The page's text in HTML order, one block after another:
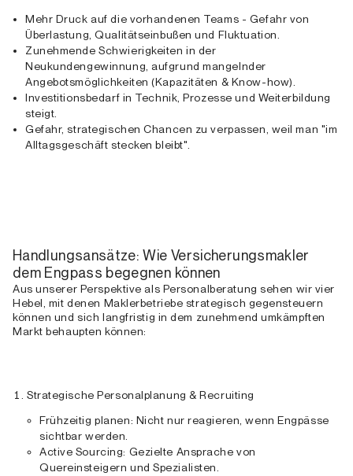
Mehr Druck auf die vorhandenen Teams - Gefahr von
Überlastung, Qualitätseinbußen und Fluktuation.
Zunehmende Schwierigkeiten in der
Neukundengewinnung, aufgrund mangelnder
Angebotsmöglichkeiten (Kapazitäten & Know-how).
Investitionsbedarf in Technik, Prozesse und Weiterbildung
steigt.
Gefahr, strategischen Chancen zu verpassen, weil man "im
Alltagsgeschäft stecken bleibt".
Handlungsansätze: Wie Versicherungsmakler
dem Engpass begegnen können
Aus unserer Perspektive als Personalberatung sehen wir vier
Hebel, mit denen Maklerbetriebe strategisch gegensteuern
können und sich langfristig in dem zunehmend umkämpften
Markt behaupten können:
Strategische Personalplanung & Recruiting
Frühzeitig planen: Nicht nur reagieren, wenn Engpässe
sichtbar werden.
Active Sourcing: Gezielte Ansprache von
Quereinsteigern und Spezialisten.